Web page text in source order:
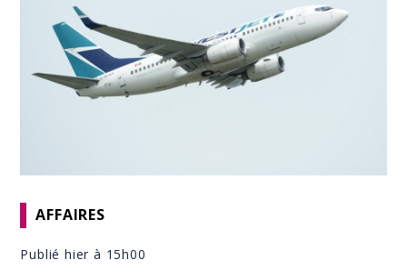
AFFAIRES
Publié hier à 15h00